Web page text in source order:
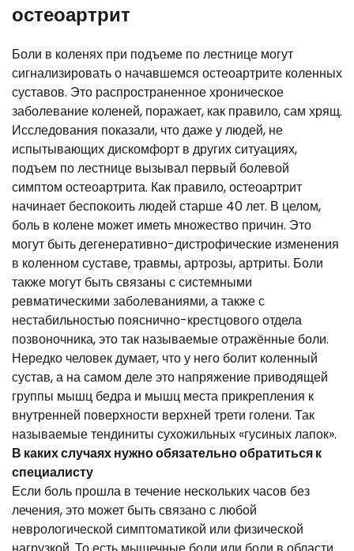
остеоартрит
Боли в коленях при подъеме по лестнице могут
сигнализировать о начавшемся остеоартрите коленных
суставов. Это распространенное хроническое
заболевание коленей, поражает, как правило, сам хрящ.
Исследования показали, что даже у людей, не
испытывающих дискомфорт в других ситуациях,
подъем по лестнице вызывал первый болевой
симптом остеоартрита. Как правило, остеоартрит
начинает беспокоить людей старше 40 лет. В целом,
боль в колене может иметь множество причин. Это
могут быть дегенеративно-дистрофические изменения
в коленном суставе, травмы, артрозы, артриты. Боли
также могут быть связаны с системными
ревматическими заболеваниями, а также с
нестабильностью пояснично-крестцового отдела
позвоночника, это так называемые отражённые боли.
Нередко человек думает, что у него болит коленный
сустав, а на самом деле это напряжение приводящей
группы мышц бедра и мышц места прикрепления к
внутренней поверхности верхней трети голени. Так
называемые тендиниты сухожильных «гусиных лапок».
В каких случаях нужно обязательно обратиться к
специалисту
Если боль прошла в течение нескольких часов без
лечения, это может быть связано с любой
неврологической симптоматикой или физической